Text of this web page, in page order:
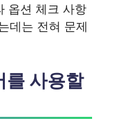
옵션 체크 사항
데는 전혀 문제
를 사용할